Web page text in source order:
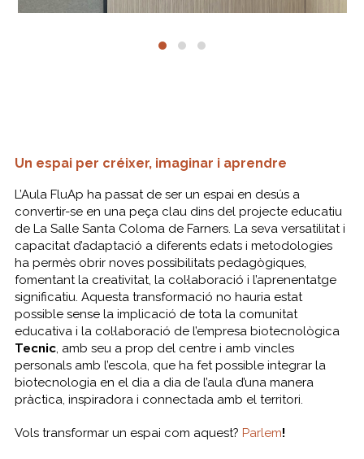
Un espai per créixer, imaginar i aprendre
L’Aula FluAp ha passat de ser un espai en desús a
convertir-se en una peça clau dins del projecte educatiu
de La Salle Santa Coloma de Farners. La seva versatilitat i
capacitat d’adaptació a diferents edats i metodologies
ha permès obrir noves possibilitats pedagògiques,
fomentant la creativitat, la col·laboració i l’aprenentatge
significatiu. Aquesta transformació no hauria estat
possible sense la implicació de tota la comunitat
educativa i la col·laboració de l’empresa biotecnològica
Tecnic, amb seu a prop del centre i amb vincles
personals amb l’escola, que ha fet possible integrar la
biotecnologia en el dia a dia de l’aula d’una manera
pràctica, inspiradora i connectada amb el territori.
Vols transformar un espai com aquest? Parlem!